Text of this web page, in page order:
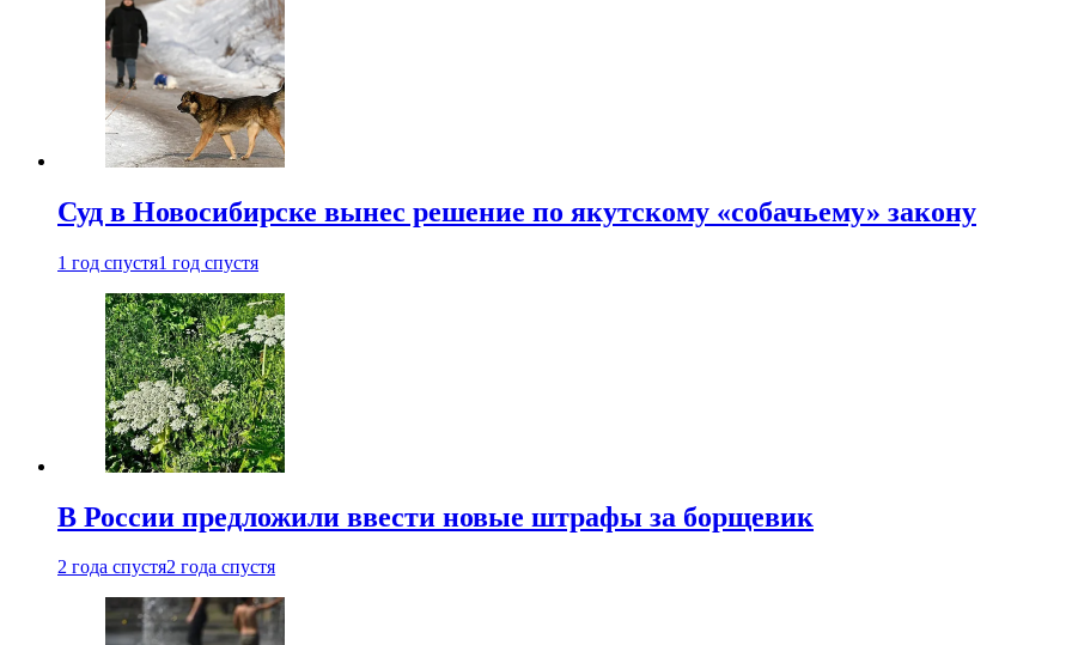
Суд в Новосибирске вынес решение по якутскому «собачьему» закону
1 год спустя1 год спустя
В России предложили ввести новые штрафы за борщевик
2 года спустя2 года спустя